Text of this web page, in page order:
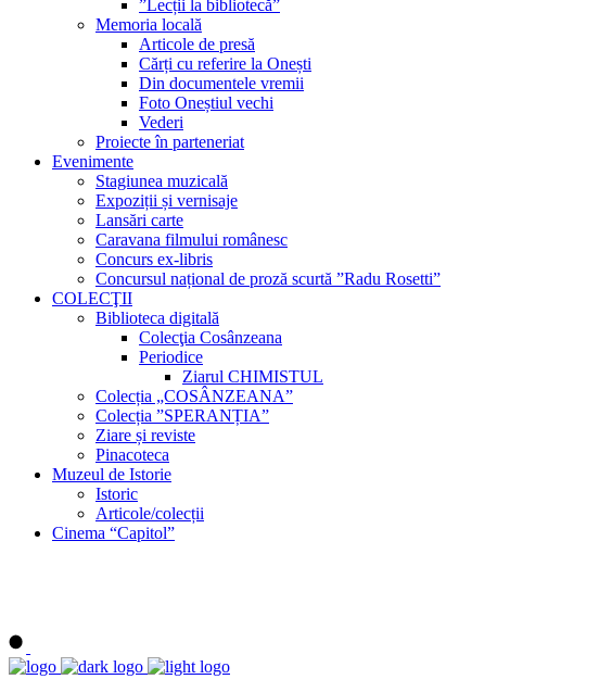
”Lecții la bibliotecă”
Memoria locală
Articole de presă
Cărți cu referire la Onești
Din documentele vremii
Foto Oneștiul vechi
Vederi
Proiecte în parteneriat
Evenimente
Stagiunea muzicală
Expoziții și vernisaje
Lansări carte
Caravana filmului românesc
Concurs ex-libris
Concursul național de proză scurtă ”Radu Rosetti”
COLECŢII
Biblioteca digitală
Colecţia Cosânzeana
Periodice
Ziarul CHIMISTUL
Colecția „COSÂNZEANA”
Colecția ”SPERANȚIA”
Ziare și reviste
Pinacoteca
Muzeul de Istorie
Istoric
Articole/colecții
Cinema “Capitol”